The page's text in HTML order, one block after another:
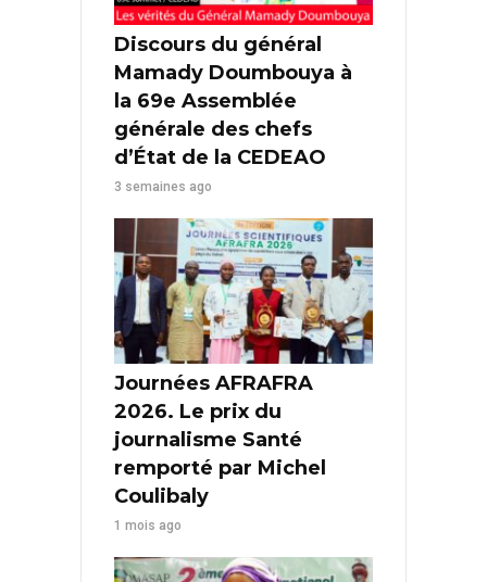
Discours du général
Mamady Doumbouya à
la 69e Assemblée
générale des chefs
d’État de la CEDEAO
3 semaines ago
Journées AFRAFRA
2026. Le prix du
journalisme Santé
remporté par Michel
Coulibaly
1 mois ago